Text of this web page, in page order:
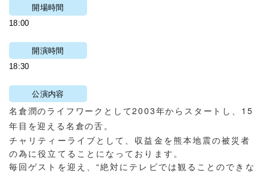
開場時間
18:00
開演時間
18:30
公演内容
名倉潤のライフワークとして2003年からスタートし、15
年目を迎える名倉の舌。
チャリティーライブとして、収益金を熊本地震の被災者
の為に役立てることになっております。
毎回ゲストを迎え、“絶対にテレビでは観ることのできな